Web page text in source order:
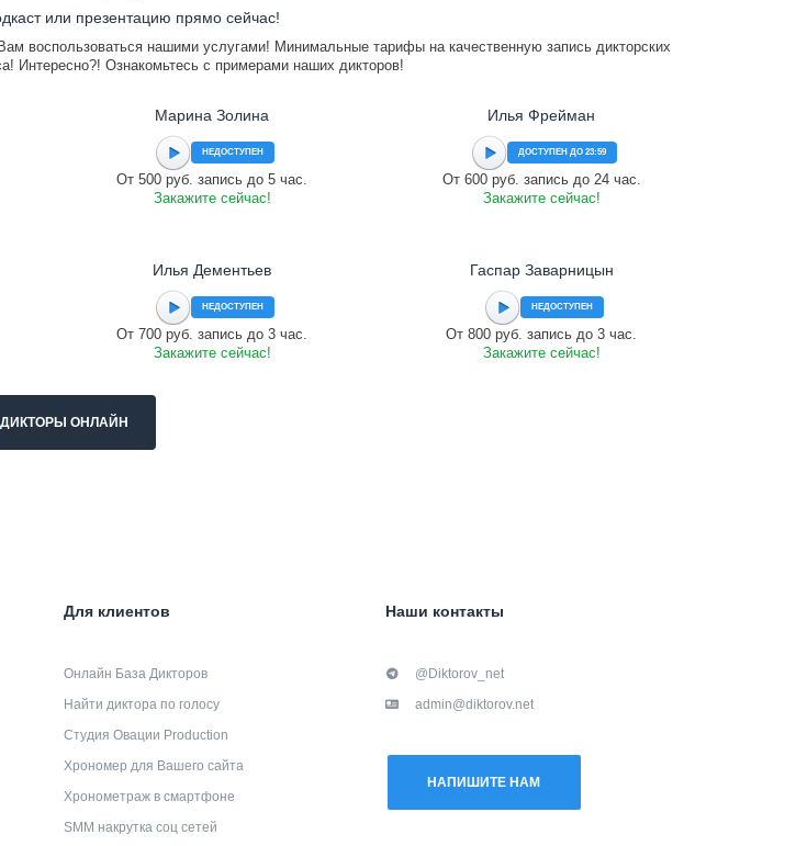
или презентацию прямо сейчас!
воспользоваться нашими услугами! Минимальные тарифы на качественную запись дикторских
Интересно?! Ознакомьтесь с примерами наших дикторов!
Марина Золина
НЕДОСТУПЕН
От 500 руб. запись до 5 час.
Закажите сейчас!
Илья Фрейман
ДОСТУПЕН ДО 23:59
От 600 руб. запись до 24 час.
Закажите сейчас!
Илья Дементьев
НЕДОСТУПЕН
От 700 руб. запись до 3 час.
Закажите сейчас!
Гаспар Заварницын
НЕДОСТУПЕН
От 800 руб. запись до 3 час.
Закажите сейчас!
ДИКТОРЫ ОНЛАЙН
Для клиентов
Онлайн База Дикторов
Найти диктора по голосу
Студия Овации Production
Хрономер для Вашего сайта
Хронометраж в смартфоне
SMM накрутка соц сетей
Наши контакты
@Diktorov_net
admin@diktorov.net
НАПИШИТЕ НАМ